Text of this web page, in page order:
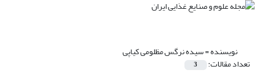
نویسنده =سیده نرگس مظلومی کیاپی
تعداد مقالات: 3